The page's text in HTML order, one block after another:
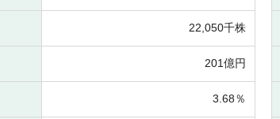
22,050千株
201億円
3.68％